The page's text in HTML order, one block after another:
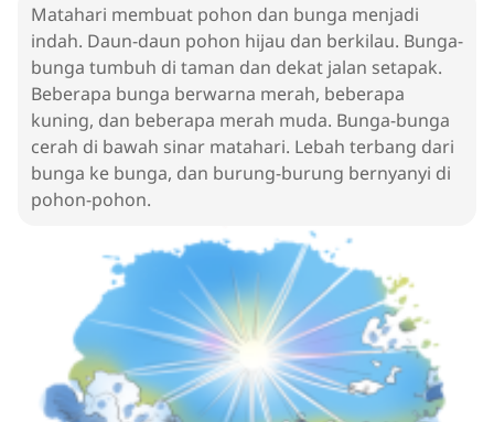
Matahari membuat pohon dan bunga menjadi
indah. Daun-daun pohon hijau dan berkilau. Bunga-
bunga tumbuh di taman dan dekat jalan setapak.
Beberapa bunga berwarna merah, beberapa
kuning, dan beberapa merah muda. Bunga-bunga
cerah di bawah sinar matahari. Lebah terbang dari
bunga ke bunga, dan burung-burung bernyanyi di
pohon-pohon.